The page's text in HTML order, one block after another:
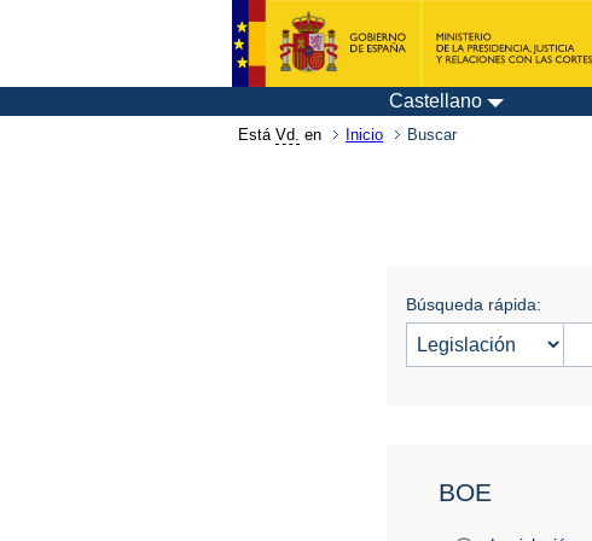
Castellano
Está Vd. en Inicio Buscar
Búsqueda rápida:
BOE